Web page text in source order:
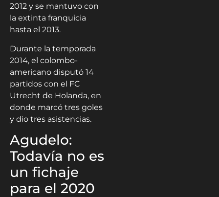
2012 y se mantuvo con
la extinta franquicia
hasta el 2013.
Durante la temporada
2014, el colombo-
americano disputó 14
partidos con el FC
Utrecht de Holanda, en
donde marcó tres goles
y dio tres asistencias.
Agudelo:
Todavía no es
un fichaje
para el 2020